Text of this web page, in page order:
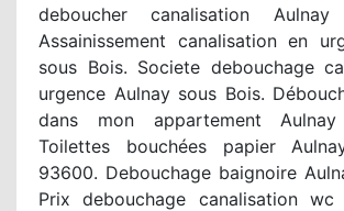
deboucher canalisation
Assainissement canalisation en
sous Bois. Societe debouchage
urgence Aulnay sous Bois.
dans mon appartement
Toilettes bouchées papier
93600. Debouchage baignoire
Prix debouchage canalisation wc